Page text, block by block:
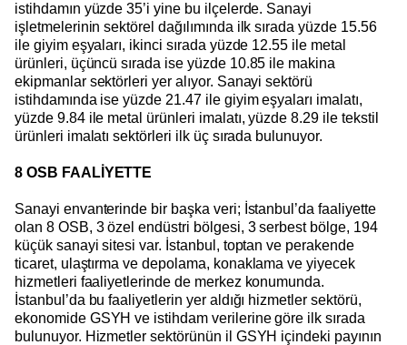
istihdamın yüzde 35’i yine bu ilçelerde. Sanayi
işletmelerinin sektörel dağılımında ilk sırada yüzde 15.56
ile giyim eşyaları, ikinci sırada yüzde 12.55 ile metal
ürünleri, üçüncü sırada ise yüzde 10.85 ile makina
ekipmanlar sektörleri yer alıyor. Sanayi sektörü
istihdamında ise yüzde 21.47 ile giyim eşyaları imalatı,
yüzde 9.84 ile metal ürünleri imalatı, yüzde 8.29 ile tekstil
ürünleri imalatı sektörleri ilk üç sırada bulunuyor.
8 OSB FAALİYETTE
Sanayi envanterinde bir başka veri; İstanbul’da faaliyette
olan 8 OSB, 3 özel endüstri bölgesi, 3 serbest bölge, 194
küçük sanayi sitesi var. İstanbul, toptan ve perakende
ticaret, ulaştırma ve depolama, konaklama ve yiyecek
hizmetleri faaliyetlerinde de merkez konumunda.
İstanbul’da bu faaliyetlerin yer aldığı hizmetler sektörü,
ekonomide GSYH ve istihdam verilerine göre ilk sırada
bulunuyor. Hizmetler sektörünün il GSYH içindeki payının